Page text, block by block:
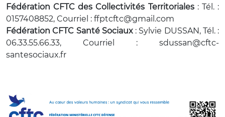
Fédération CFTC des Collectivités Territoriales: Tél. :
0157408852, Courriel : ffptcftc@gmail.com
Fédération CFTC Santé Sociaux: Sylvie DUSSAN, Tél. :
06.33.55.66.33, Courriel : sdussan@cftc-
santesociaux.fr